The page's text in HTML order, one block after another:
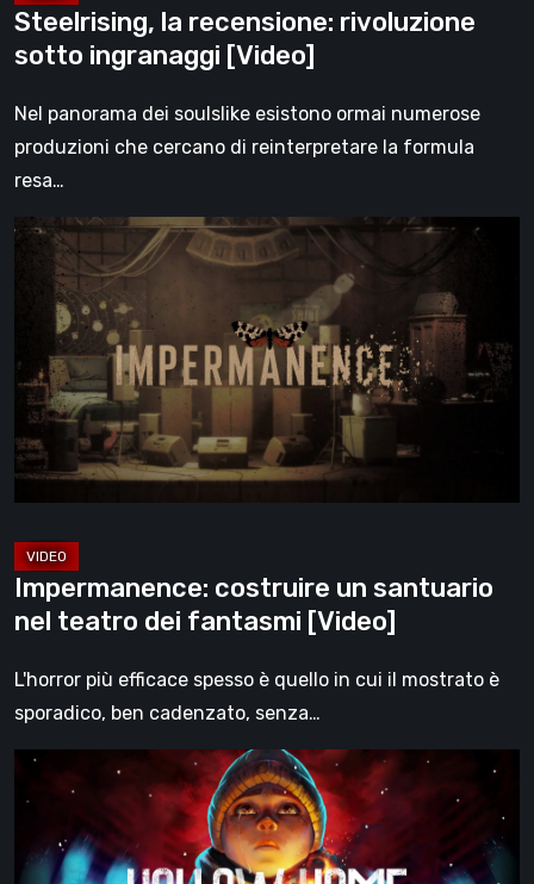
Steelrising, la recensione: rivoluzione
sotto ingranaggi [Video]
Nel panorama dei soulslike esistono ormai numerose
produzioni che cercano di reinterpretare la formula
resa…
Impermanence:
costruire
santuario
nel
teatro
fantasmi
[Video]
Impermanence: costruire un santuario
nel teatro dei fantasmi [Video]
L'horror più efficace spesso è quello in cui il mostrato è
sporadico, ben cadenzato, senza…
Hollow
Home
Anteprima: